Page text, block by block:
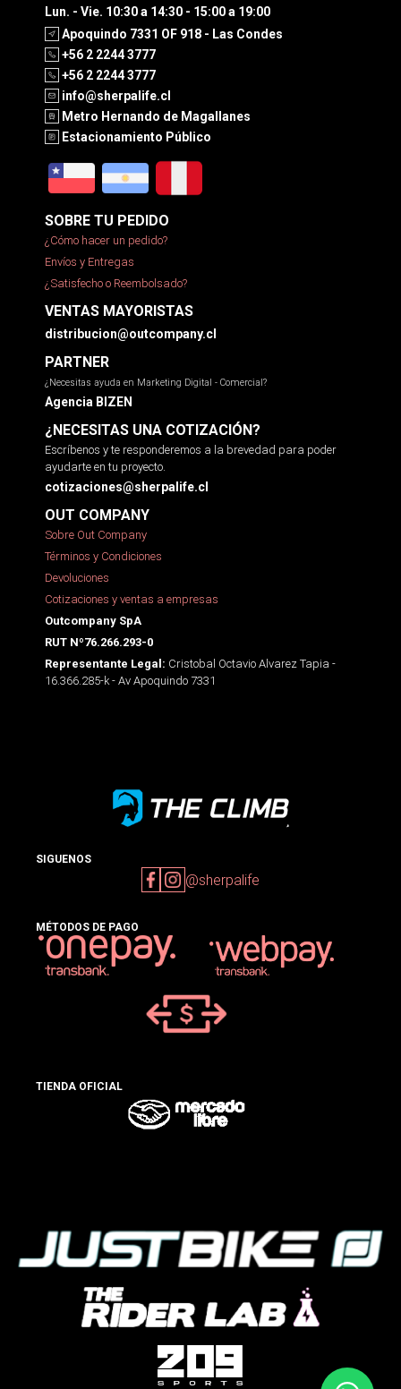
Lun. - Vie. 10:30 a 14:30 - 15:00 a 19:00
Apoquindo 7331 OF 918 - Las Condes
+56 2 2244 3777
+56 2 2244 3777
info@sherpalife.cl
Metro Hernando de Magallanes
Estacionamiento Público
SOBRE TU PEDIDO
¿Cómo hacer un pedido?
Envíos y Entregas
¿Satisfecho o Reembolsado?
VENTAS MAYORISTAS
distribucion@outcompany.cl
PARTNER
¿Necesitas ayuda en Marketing Digital - Comercial?
Agencia BIZEN
¿NECESITAS UNA COTIZACIÓN?
Escríbenos y te responderemos a la brevedad para poder
ayudarte en tu proyecto.
cotizaciones@sherpalife.cl
OUT COMPANY
Sobre Out Company
Términos y Condiciones
Devoluciones
Cotizaciones y ventas a empresas
Outcompany SpA
RUT Nº76.266.293-0
Representante Legal: Cristobal Octavio Alvarez Tapia -
16.366.285-k - Av Apoquindo 7331
SIGUENOS
@sherpalife
MÉTODOS DE PAGO
TIENDA OFICIAL